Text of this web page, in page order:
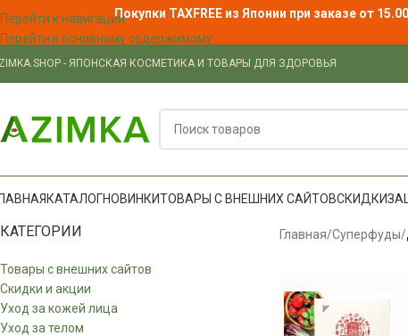
Перейти к навигации
Перейти к основному содержимому
Покупки TAXFREE из Японии при заказе от
- ЯПОНСКАЯ КОСМЕТИКА И ТОВАРЫ ДЛЯ ЗДОРОВЬЯ
КАТАЛОГНОВИНКИТОВАРЫ С ВНЕШНИХ САЙТОВСКИДКИ
КАТЕГОРИИ
Товары с внешних сайтов
Скидки и акции
Уход за кожей лица
Уход за телом
Главная/Суперфуды/